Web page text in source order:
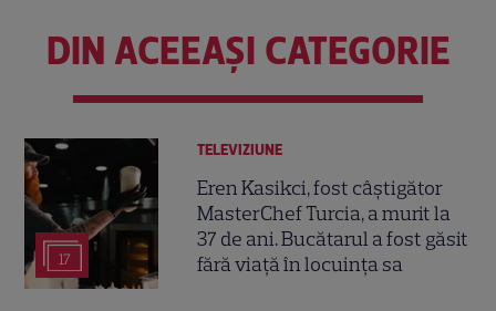
DIN ACEEAȘI CATEGORIE
17
TELEVIZIUNE
Eren Kasikci, fost câștigător
MasterChef Turcia, a murit la
37 de ani. Bucătarul a fost găsit
fără viață în locuința sa